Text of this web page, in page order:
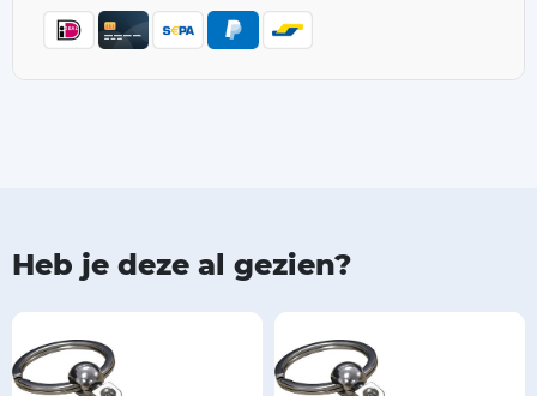
Heb je deze al gezien?